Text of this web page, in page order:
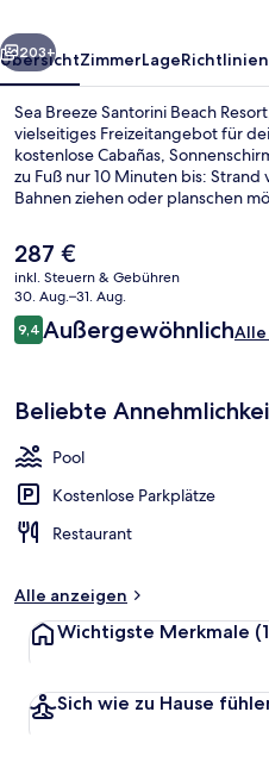
Collection
Hilton
Weiter
203+
ÜbersichtZimmerLageRichtlinien
Sea Breeze Santorini Beach
vielseitiges Freizeitangebot für
kostenlose Cabañas,
zu Fuß nur 10 Minuten bis: Strand
Bahnen ziehen oder planschen
dich im Wellnessbereich mit
Ganzkörperwickeln und
Coffeeshop eignet sich prima,
möchtest. Für kühle Getränke
der richtigen Adresse. Als weitere
luxuriösen Stil einen rund um die
Der
aktuelle
Preis
beträgt
287 €.
287 €
inkl. Steuern & Gebühren
30. Aug.–31. Aug.
Bewertungen
9,49,4 von 10.
Außergewöhnlich
Beliebte
Pool
Kostenlose Parkplätze
Restaurant
Alle anzeigen
Wichtigste Merkmale
Sich wie zu Hause